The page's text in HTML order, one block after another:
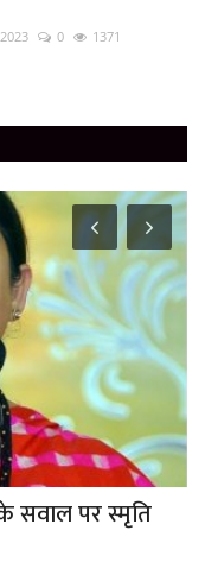
0 1371
सवाल पर स्मृति